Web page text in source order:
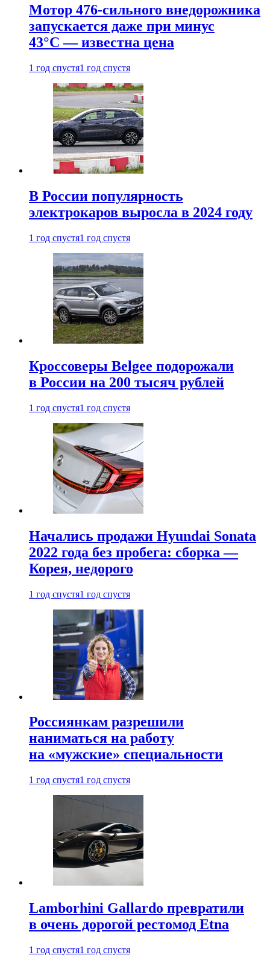
Мотор 476-сильного внедорожника
запускается даже при минус
43°С — известна цена
1 год спустя1 год спустя
В России популярность
электрокаров выросла в 2024 году
1 год спустя1 год спустя
Кроссоверы Belgee подорожали
в России на 200 тысяч рублей
1 год спустя1 год спустя
Начались продажи Hyundai Sonata
2022 года без пробега: сборка —
Корея, недорого
1 год спустя1 год спустя
Россиянкам разрешили
наниматься на работу
на «мужские» специальности
1 год спустя1 год спустя
Lamborhini Gallardo превратили
в очень дорогой рестомод Etna
1 год спустя1 год спустя